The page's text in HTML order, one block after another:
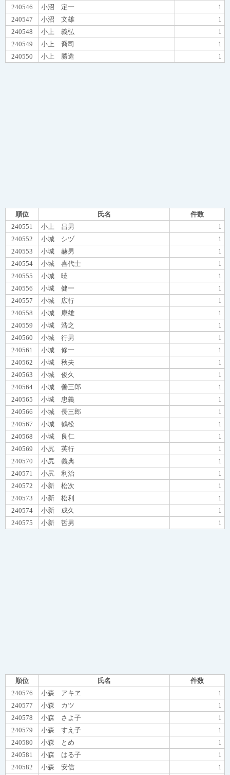
240546 小沼 定一
1
240547
小沼 文雄
1
240548
小上 義弘
1
240549
小上 喬司
1
240550
小上 勝造 1
順位 氏名
件数
240551
小上 昌男
1
240552
小城 シヅ
1
240553
小城 赫男
1
240554
小城 喜代士
1
240555
小城 暁
1
240556
小城 健一
1
240557
小城 広行
1
240558
小城 康雄
1
240559
小城 浩之
1
240560
小城 行男
1
240561
小城 修一
1
240562
小城 秋夫
1
240563
小城 俊久
1
240564
小城 善三郎
1
240565
小城 忠義
1
240566
小城 長三郎
1
240567
小城 鶴松
1
240568
小城 良仁
1
240569
小尻 英行
1
240570
小尻 義典
1
240571
小尻 利治
1
240572
小新 松次
1
240573
小新 松利
1
240574
小新 成久
1
240575
小新 哲男 1
順位 氏名
件数
240576
小森 アキヱ
1
240577
小森 カツ
1
240578
小森 さよ子
1
240579
小森 すえ子
1
240580
小森 とめ
1
240581
小森 はる子
1
240582
小森 安信
1